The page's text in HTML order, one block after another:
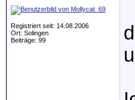
Registriert seit: 14.08.2006
Ort: Solingen
Beiträge: 99